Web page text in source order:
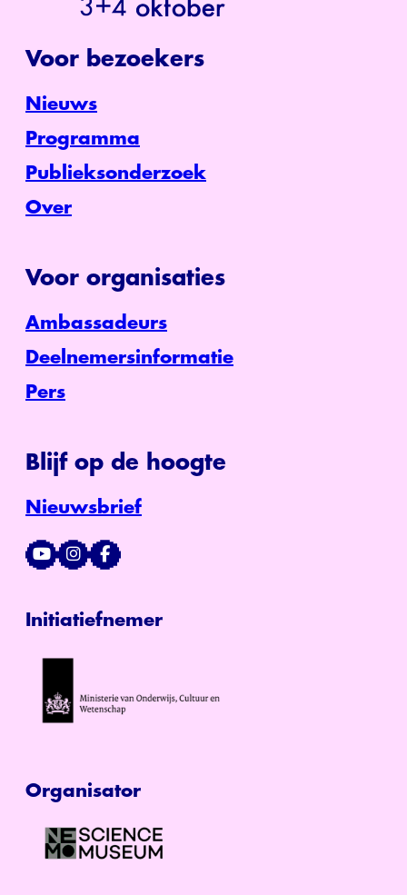
Voor bezoekers
Nieuws
Programma
Publieksonderzoek
Over
Voor organisaties
Ambassadeurs
Deelnemersinformatie
Pers
Blijf op de hoogte
Nieuwsbrief
Initiatiefnemer
Organisator